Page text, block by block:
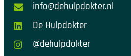
info@dehulpdokter.nl
De Hulpdokter
@dehulpdokter